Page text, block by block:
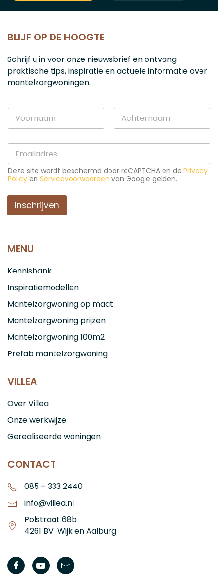
BLIJF OP DE HOOGTE
Schrijf u in voor onze nieuwsbrief en ontvang
praktische tips, inspiratie en actuele informatie over
mantelzorgwoningen.
E
i
*
*
N
a
E
m
a
i
l
Deze site wordt beschermd door reCAPTCHA en de Privacy
Policy en Servicevoorwaarden van Google gelden.
Inschrijven
MENU
Kennisbank
Inspiratiemodellen
Mantelzorgwoning op maat
Mantelzorgwoning prijzen
Mantelzorgwoning 100m2
Prefab mantelzorgwoning
VILLEA
Over Villea
Onze werkwijze
Gerealiseerde woningen
CONTACT
085 – 333 2440
info@villea.nl
Polstraat 68b
4261 BV Wijk en Aalburg